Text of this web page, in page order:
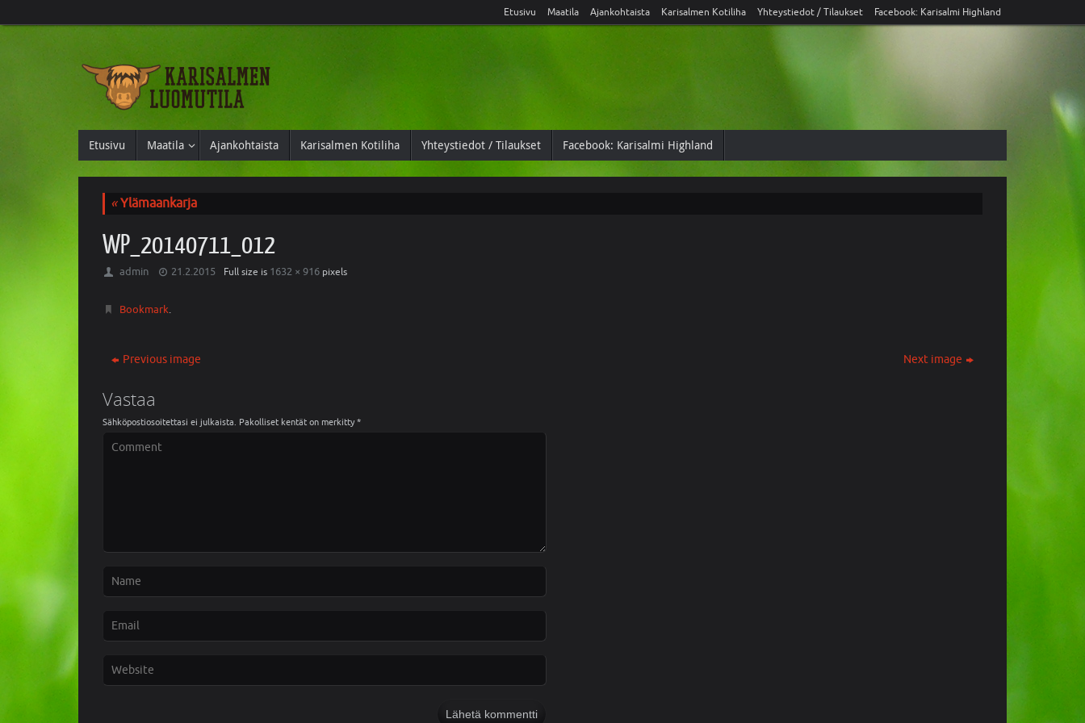
Etusivu Maatila Ajankohtaista Karisalmen Kotiliha Yhteystiedot / Tilaukset Facebook: Karisalmi Highland
Etusivu Maatila Ajankohtaista Karisalmen Kotiliha Yhteystiedot / Tilaukset Facebook: Karisalmi Highland
«Ylämaankarja
WP_20140711_012
admin 21.2.2015 Full size is 1632 × 916 pixels
Bookmark.
Previous image Next image
Vastaa
Sähköpostiosoitettasi ei julkaista. Pakolliset kentät on merkitty *